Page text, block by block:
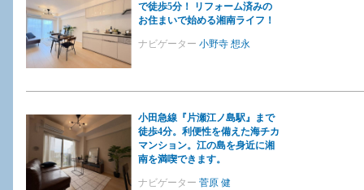
で徒歩5分！ リフォーム済みの
お住まいで始める湘南ライフ！
ナビゲーター 小野寺 想永
小田急線『片瀬江ノ島駅』まで
徒歩4分。利便性を備えた海チカ
マンション。江の島を身近に湘
南を満喫できます。
ナビゲーター 菅原 健